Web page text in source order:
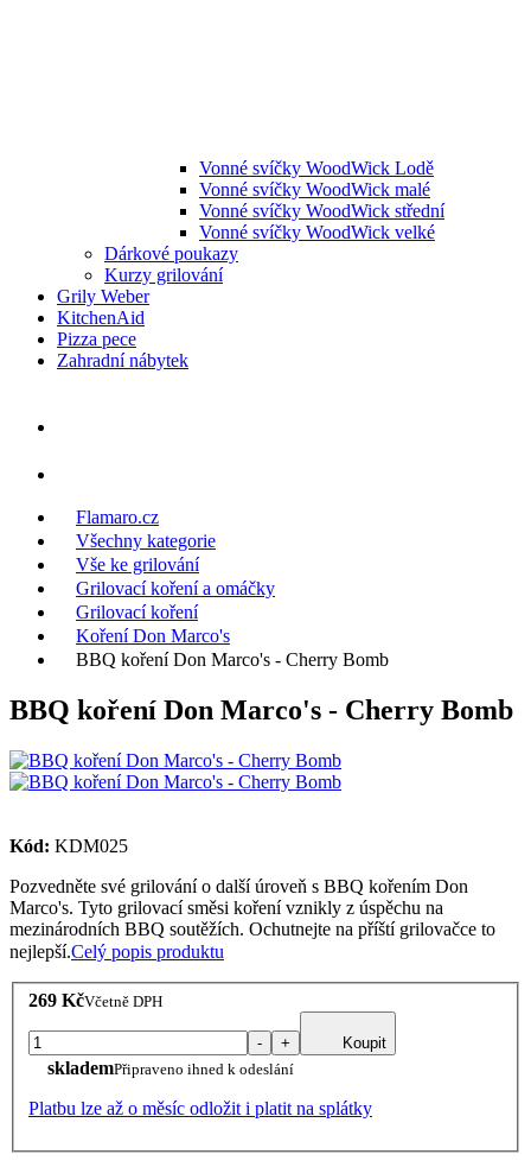
Vonné svíčky WoodWick Lodě
Vonné svíčky WoodWick malé
Vonné svíčky WoodWick střední
Vonné svíčky WoodWick velké
Dárkové poukazy
Kurzy grilování
Grily Weber
KitchenAid
Pizza pece
Zahradní nábytek
Flamaro.cz
Všechny kategorie
Vše ke grilování
Grilovací koření a omáčky
Grilovací koření
Koření Don Marco's
BBQ koření Don Marco's - Cherry Bomb
BBQ koření Don Marco's - Cherry Bomb
Kód: KDM025
Pozvedněte své grilování o další úroveň s BBQ kořením Don
Marco's. Tyto grilovací směsi koření vznikly z úspěchu na
mezinárodních BBQ soutěžích. Ochutnejte na příští grilovačce to
nejlepší.Celý popis produktu
269 KčVčetně DPH
- + Koupit
sklademPřipraveno ihned k odeslání
Platbu lze až o měsíc odložit i platit na splátky